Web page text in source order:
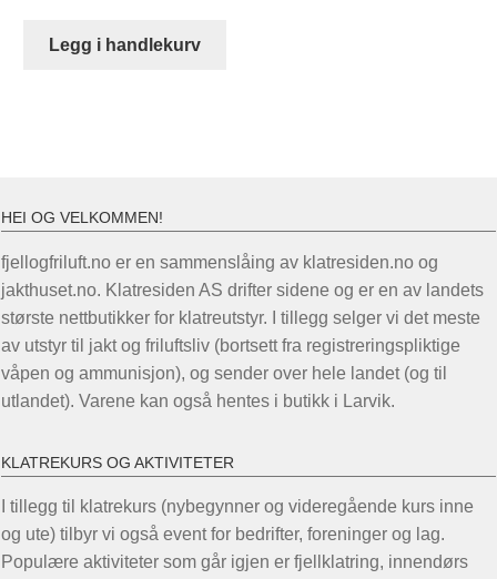
Legg i handlekurv
HEI OG VELKOMMEN!
fjellogfriluft.no er en sammenslåing av klatresiden.no og
jakthuset.no. Klatresiden AS drifter sidene og er en av landets
største nettbutikker for klatreutstyr. I tillegg selger vi det meste
av utstyr til jakt og friluftsliv (bortsett fra registreringspliktige
våpen og ammunisjon), og sender over hele landet (og til
utlandet). Varene kan også hentes i butikk i Larvik.
KLATREKURS OG AKTIVITETER
I tillegg til klatrekurs (nybegynner og videregående kurs inne
og ute) tilbyr vi også event for bedrifter, foreninger og lag.
Populære aktiviteter som går igjen er fjellklatring, innendørs